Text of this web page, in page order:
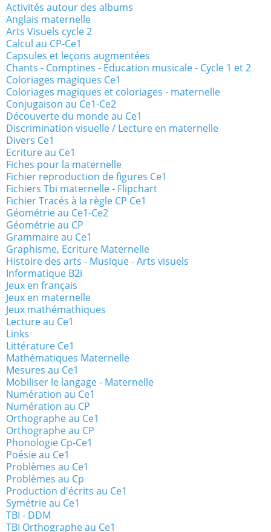
Activités autour des albums
Anglais maternelle
Arts Visuels cycle 2
Calcul au CP-Ce1
Capsules et leçons augmentées
Chants - Comptines - Education musicale - Cycle 1 et 2
Coloriages magiques Ce1
Coloriages magiques et coloriages - maternelle
Conjugaison au Ce1-Ce2
Découverte du monde au Ce1
Discrimination visuelle / Lecture en maternelle
Divers Ce1
Ecriture au Ce1
Fiches pour la maternelle
Fichier reproduction de figures Ce1
Fichiers Tbi maternelle - Flipchart
Fichier Tracés à la règle CP Ce1
Géométrie au Ce1-Ce2
Géométrie au CP
Grammaire au Ce1
Graphisme, Ecriture Maternelle
Histoire des arts - Musique - Arts visuels
Informatique B2i
Jeux en français
Jeux en maternelle
Jeux mathémathiques
Lecture au Ce1
Links
Littérature Ce1
Mathématiques Maternelle
Mesures au Ce1
Mobiliser le langage - Maternelle
Numération au Ce1
Numération au CP
Orthographe au Ce1
Orthographe au CP
Phonologie Cp-Ce1
Poésie au Ce1
Problèmes au Ce1
Problèmes au Cp
Production d'écrits au Ce1
Symétrie au Ce1
TBI - DDM
TBI Orthographe au Ce1